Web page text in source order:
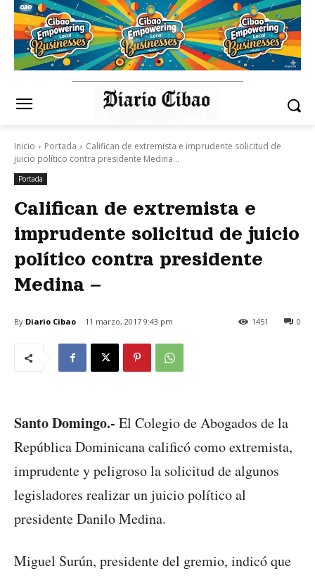
Inicio Portada
Califican de extremista e imprudente solicitud de
juicio político contra presidente Medina...
Portada
Califican de extremista e
imprudente solicitud de juicio
político contra presidente
Medina –
By Diario Cibao 11 marzo, 2017 9:43 pm 0
1451
Santo Domingo.- El Colegio de Abogados de la
República Dominicana calificó como extremista,
imprudente y peligroso la solicitud de algunos
legisladores realizar un juicio político al
presidente Danilo Medina.
Miguel Surún, presidente del gremio, indicó que